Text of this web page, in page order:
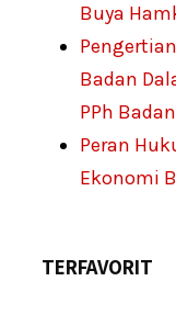
Buya
Badan
PPh Badan
Peran
Ekonomi
TERFAVORIT